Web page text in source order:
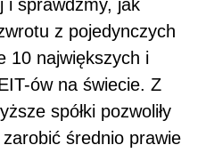
i sprawdźmy, jak
z pojedynczych
10 największych i
ów na świecie. Z
spółki pozwoliły
średnio prawie